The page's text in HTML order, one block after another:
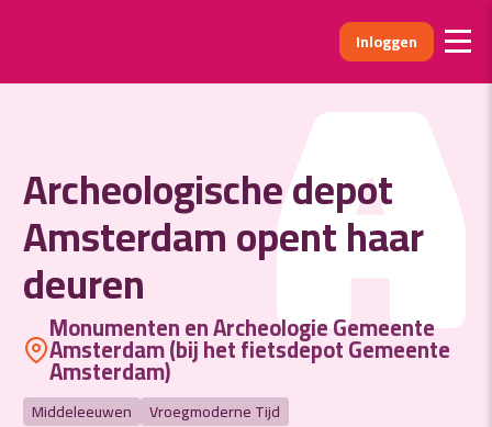
Inloggen
A
Archeologische depot
Amsterdam opent haar
deuren
Monumenten en Archeologie Gemeente
Amsterdam (bij het fietsdepot Gemeente
Amsterdam)
Middeleeuwen Vroegmoderne Tijd